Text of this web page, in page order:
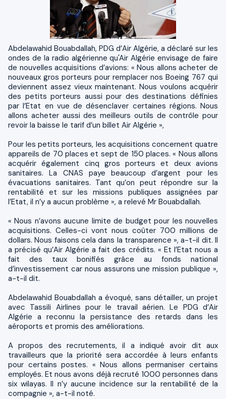
Abdelawahid Bouabdallah, PDG d’Air Algérie, a déclaré sur les
ondes de la radio algérienne qu'Air Algérie envisage de faire
de nouvelles acquisitions d’avions: « Nous allons acheter de
nouveaux gros porteurs pour remplacer nos Boeing 767 qui
deviennent assez vieux maintenant. Nous voulons acquérir
des petits porteurs aussi pour des destinations définies
par l’Etat en vue de désenclaver certaines régions. Nous
allons acheter aussi des meilleurs outils de contrôle pour
revoir la baisse le tarif d’un billet Air Algérie »,
Pour les petits porteurs, les acquisitions concernent quatre
appareils de 70 places et sept de 150 places. « Nous allons
acquérir également cinq gros porteurs et deux avions
sanitaires. La CNAS paye beaucoup d’argent pour les
évacuations sanitaires. Tant qu’on peut répondre sur la
rentabilité et sur les missions publiques assignées par
l’Etat, il n’y a aucun problème », a relevé Mr Bouabdallah.
« Nous n’avons aucune limite de budget pour les nouvelles
acquisitions. Celles-ci vont nous coûter 700 millions de
dollars. Nous faisons cela dans la transparence », a-t-il dit. Il
a précisé qu’Air Algérie a fait des crédits. « Et l’Etat nous a
fait des taux bonifiés grâce au fonds national
d’investissement car nous assurons une mission publique »,
a-t-il dit.
Abdelawahid Bouabdallah a évoqué, sans détailler, un projet
avec Tassili Airlines pour le travail aérien. Le PDG d’Air
Algérie a reconnu la persistance des retards dans les
aéroports et promis des améliorations.
A propos des recrutements, il a indiqué avoir dit aux
travailleurs que la priorité sera accordée à leurs enfants
pour certains postes. « Nous allons permaniser certains
employés. Et nous avons déjà recruté 1000 personnes dans
six wilayas. Il n’y aucune incidence sur la rentabilité de la
compagnie », a-t-il noté.